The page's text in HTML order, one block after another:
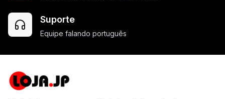
Suporte
Equipe falando português